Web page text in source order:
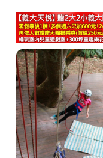
商家合作
推薦景點
討論區
聯絡我們